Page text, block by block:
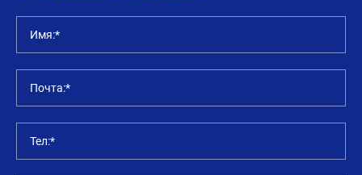
Имя:*
Почта:*
Тел:*